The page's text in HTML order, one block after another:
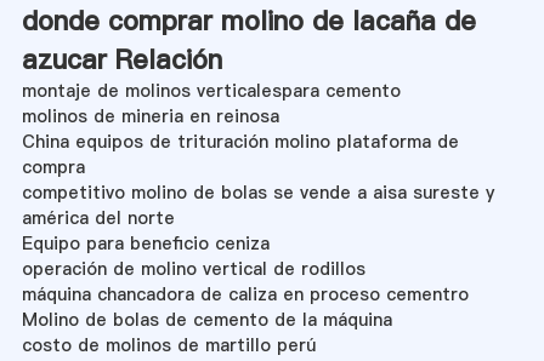
donde comprar molino de lacaña de
azucar Relación
montaje de molinos verticalespara cemento
molinos de mineria en reinosa
China equipos de trituración molino plataforma de
compra
competitivo molino de bolas se vende a aisa sureste y
américa del norte
Equipo para beneficio ceniza
operación de molino vertical de rodillos
máquina chancadora de caliza en proceso cementro
Molino de bolas de cemento de la máquina
costo de molinos de martillo perú